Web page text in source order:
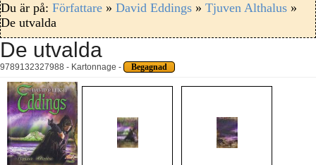
Du är på: Författare » David Eddings » Tjuven Althalus »
De utvalda
De utvalda
9789132327988 - Kartonnage - Begagnad